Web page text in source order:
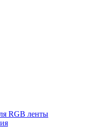
RGB ленты